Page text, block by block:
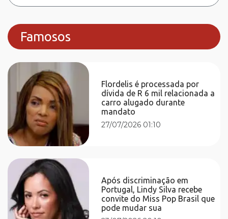
Famosos
Flordelis é processada por
dívida de R 6 mil relacionada a
carro alugado durante
mandato
27/07/2026 01:10
Após discriminação em
Portugal, Lindy Silva recebe
convite do Miss Pop Brasil que
pode mudar sua